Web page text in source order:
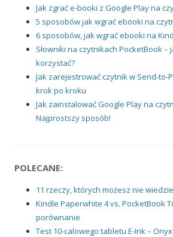
Jak zgrać e-booki z Google Play na
5 sposobów jak wgrać ebooki na
6 sposobów, jak wgrać ebooki na
Słowniki na czytnikach PocketBook –
korzystać?
Jak zarejestrować czytnik w Send-to-
krok po kroku
Jak zainstalować Google Play na
Najprostszy sposób!
POLECANE:
11 rzeczy, których możesz nie
Kindle Paperwhite 4 vs. PocketBook
porównanie
Test 10-calowego tabletu E-Ink –